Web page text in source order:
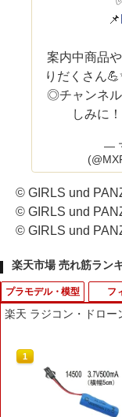
📌
案内中商品
りだくさん
◎チャンネル
しみに！
—
© GIRLS und
© GIRLS und
© GIRLS und
楽天市場 売れ筋ラン
プラモデル・模型
1
フ
1
1
楽天 ラジコン・ドロー
1